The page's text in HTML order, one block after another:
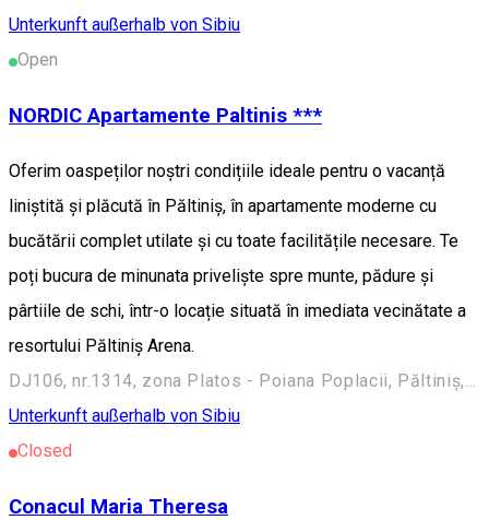
Unterkunft außerhalb von Sibiu
Open
NORDIC Apartamente Paltinis ***
Oferim oaspeților noștri condițiile ideale pentru o vacanță
liniștită și plăcută în Păltiniș, în apartamente moderne cu
bucătării complet utilate și cu toate facilitățile necesare. Te
poți bucura de minunata priveliște spre munte, pădure și
pârtiile de schi, într-o locație situată în imediata vecinătate a
resortului Păltiniș Arena.
DJ106, nr.1314, zona Platos - Poiana Poplacii, Păltiniș, Sibiu, Romania, 550001
Unterkunft außerhalb von Sibiu
Closed
Conacul Maria Theresa